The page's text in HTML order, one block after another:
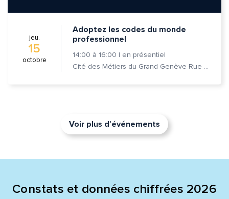
jeu.
15
octobre
Adoptez les codes du monde
professionnel
14:00 à 16:00 | en présentiel
Cité des Métiers du Grand Genève Rue Prévost-Martin 6 1205 Genève
Voir plus d’événements
Constats et données chiffrées 2026